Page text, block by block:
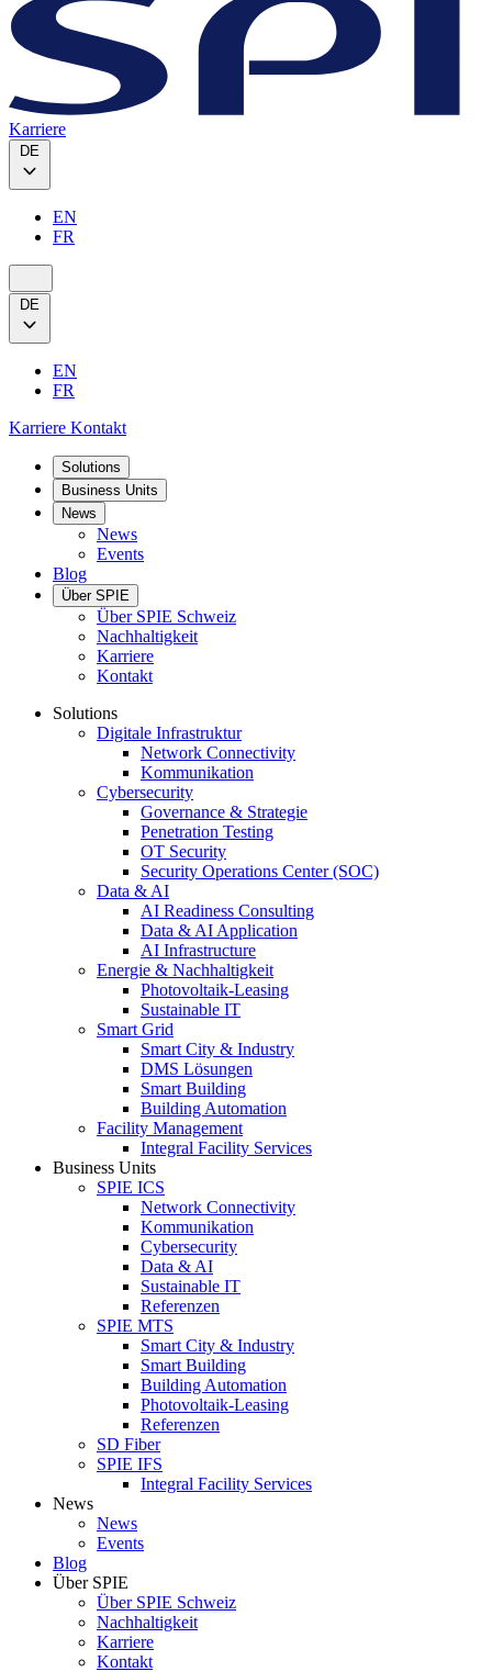
Karriere
DE
EN
FR
DE
EN
FR
Karriere Kontakt
Solutions
Business Units
News
News
Events
Blog
Über SPIE
Über SPIE Schweiz
Nachhaltigkeit
Karriere
Kontakt
Solutions
Digitale Infrastruktur
Network Connectivity
Kommunikation
Cybersecurity
Governance & Strategie
Penetration Testing
OT Security
Security Operations Center (SOC)
Data & AI
AI Readiness Consulting
Data & AI Application
AI Infrastructure
Energie & Nachhaltigkeit
Photovoltaik-Leasing
Sustainable IT
Smart Grid
Smart City & Industry
DMS Lösungen
Smart Building
Building Automation
Facility Management
Integral Facility Services
Business Units
SPIE ICS
Network Connectivity
Kommunikation
Cybersecurity
Data & AI
Sustainable IT
Referenzen
SPIE MTS
Smart City & Industry
Smart Building
Building Automation
Photovoltaik-Leasing
Referenzen
SD Fiber
SPIE IFS
Integral Facility Services
News
News
Events
Blog
Über SPIE
Über SPIE Schweiz
Nachhaltigkeit
Karriere
Kontakt